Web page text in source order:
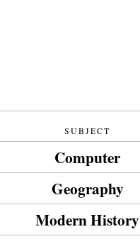
SUBJECT
Computer
Geography
Modern History